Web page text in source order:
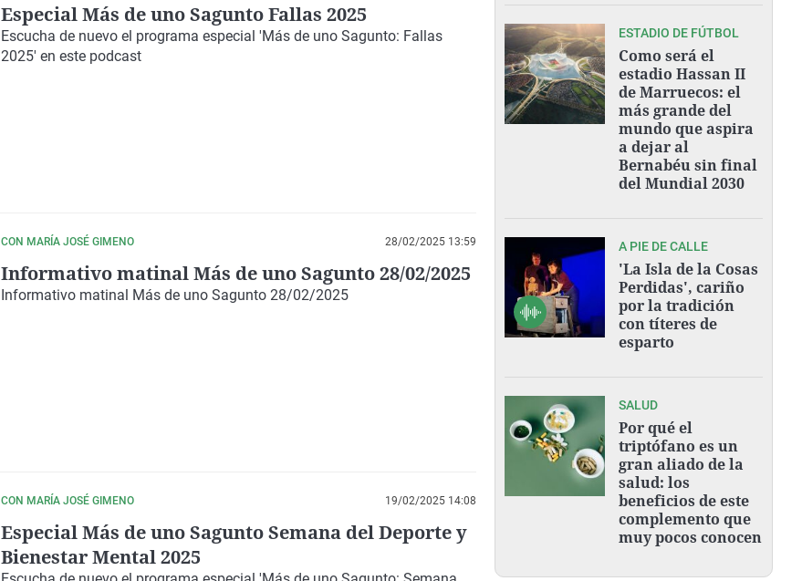
Especial Más de uno Sagunto Fallas 2025
Escucha de nuevo el programa especial 'Más de uno Sagunto: Fallas
2025' en este podcast
CON MARÍA JOSÉ GIMENO 28/02/2025 13:59
Informativo matinal Más de uno Sagunto 28/02/2025
Informativo matinal Más de uno Sagunto 28/02/2025
CON MARÍA JOSÉ GIMENO 19/02/2025 14:08
Especial Más de uno Sagunto Semana del Deporte y
Bienestar Mental 2025
ESTADIO DE FÚTBOL
Como será el
estadio Hassan II
de Marruecos: el
más grande del
mundo que aspira
a dejar al
Bernabéu sin final
del Mundial 2030
A PIE DE CALLE
'La Isla de la Cosas
Perdidas', cariño
por la tradición
con títeres de
esparto
SALUD
Por qué el
triptófano es un
gran aliado de la
salud: los
beneficios de este
complemento que
muy pocos conocen